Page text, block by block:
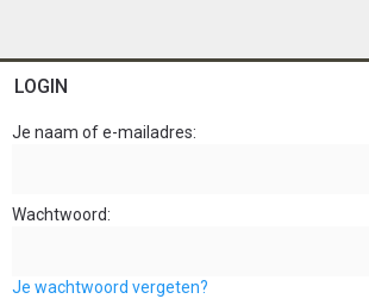
LOGIN
Je naam of e-mailadres
Wachtwoord
Je wachtwoord vergeten?